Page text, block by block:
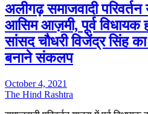
अलीगढ़ समाजवादी
आसिम आज़मी, पूर्व विधायक
सांसद चौधरी विजेंद्र सिंह
बनाने संकलप
October 4, 2021
The Hind Rashtra